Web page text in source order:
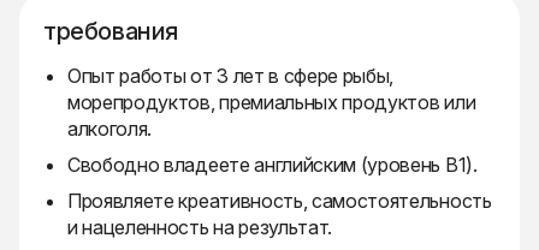
требования
Опыт работы от 3 лет в сфере рыбы,
морепродуктов, премиальных продуктов или
алкоголя.
Свободно владеете английским (уровень B1).
Проявляете креативность, самостоятельность
и нацеленность на результат.